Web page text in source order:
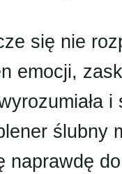
się nie
emocji,
naprawdę